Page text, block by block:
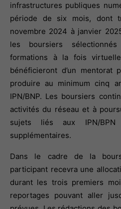
infrastructures publiques
période de six mois, dont
novembre 2024 à janvier
les boursiers
formations à la fois
bénéficieront d’un mentorat
produire au minimum cinq
IPN/BNP. Les boursiers
activités du réseau et à
sujets liés aux IPN/
supplémentaires.
Dans le cadre de la
participant recevra une
durant les trois premiers
reportages pouvant aller